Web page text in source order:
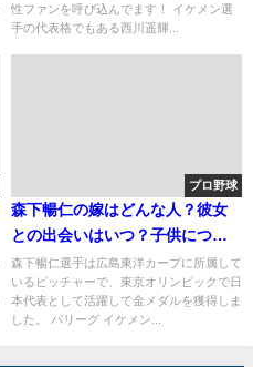
性ファンを呼び込んでます！ イケメン選
手の代表格でもある西川遥輝...
プロ野球
森下暢仁の嫁はどんな人？彼女
との出会いはいつ？子供につい
ても調査
森下暢仁選手は広島東洋カープに所属して
いるピッチャーで、東京オリンピックで日
本代表として活躍して金メダルを獲得しま
した。 パリーグ イケメン...